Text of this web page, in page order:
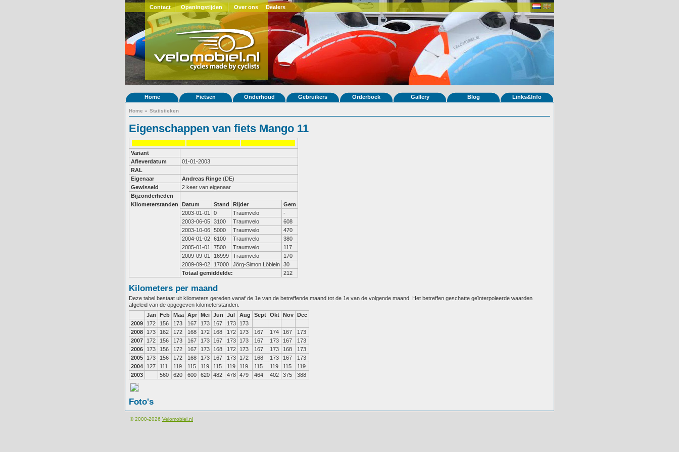
Contact Openingstijden Over ons Dealers
Home Fietsen Onderhoud Gebruikers Orderboek Gallery Blog Links&Info
Home » Statistieken
Eigenschappen van fiets Mango 11
Variant
Afleverdatum
01-01-2003
RAL
Eigenaar
Andreas Ringe (DE)
Gewisseld
2 keer van eigenaar
Bijzonderheden
Kilometerstanden
Datum Stand Rijder
Gem
2003-01-01
0 Traumvelo
-
2003-06-05 3100 Traumvelo
608
2003-10-06 5000 Traumvelo
470
2004-01-02 6100 Traumvelo
380
2005-01-01
7500 Traumvelo
117
2009-09-01
16999 Traumvelo
170
2009-09-02
17000 Jörg-Simon Löblein 30
Totaal gemiddelde:
212
Kilometers per maand
Deze tabel bestaat uit kilometers gereden vanaf de 1e van de betreffende maand tot de 1e van de volgende maand. Het betreffen geschatte geïnterpoleerde waarden
afgeleid van de opgegeven kilometerstanden.
Jan
Feb Maa Apr Mei Jun Jul Aug Sept Okt Nov Dec
2009
172 156 173 167 173 167 173
173
2008
173 162 172 168 172 168 172 173 167 174 167
173
2007
172 156 173 167 173 167 173 173 167 173 167
173
2006
173 156 172 167 173 168 172 173 167 173 168
173
2005
173 156 172 168 173 167 173 172 168 173 167
173
2004
127 111 119 115 119 115 119 119 115 119 115
119
2003
560 620 600 620 482 478 479 464 402 375 388
Foto's
© 2000-2026 Velomobiel.nl